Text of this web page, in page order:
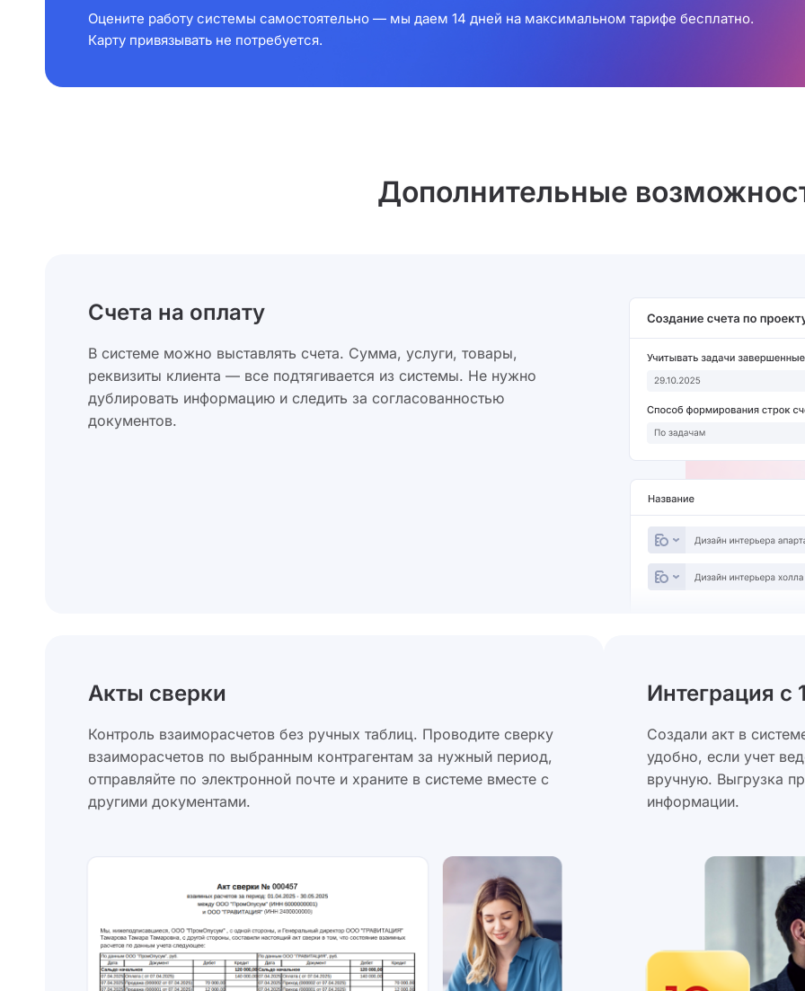
Оцените работу системы самостоятельно — мы даем 14 дней на максимальном тарифе бесплатно.
Карту привязывать не потребуется.
Дополнительные
Счета на оплату
В системе можно выставлять счета. Сумма, услуги, товары,
реквизиты клиента — все подтягивается из системы. Не нужно
дублировать информацию и следить за согласованностью
документов.
Акты сверки
Контроль взаиморасчетов без ручных таблиц. Проводите сверку
взаиморасчетов по выбранным контрагентам за нужный период,
отправляйте по электронной почте и храните в системе вместе с
другими документами.
Интеграция с
Создали акт в
удобно, если учет
вручную. Выгрузка
информации.